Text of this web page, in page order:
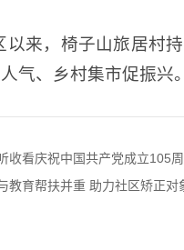
以来，椅子山旅居村
气、乡村集市促振兴
收看庆祝中国共产党成立105
教育帮扶并重 助力社区矫正对